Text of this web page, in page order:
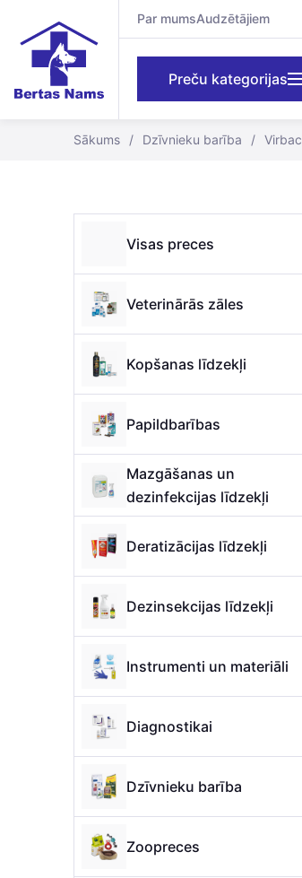
Par mumsAudzētājiem
Preču kategorijas
Sākums / Dzīvnieku barība / Virbac
Visas preces
Veterinārās zāles
Kopšanas līdzekļi
Papildbarības
Mazgāšanas un
dezinfekcijas līdzekļi
Deratizācijas līdzekļi
Dezinsekcijas līdzekļi
Instrumenti un materiāli
Diagnostikai
Dzīvnieku barība
Zoopreces